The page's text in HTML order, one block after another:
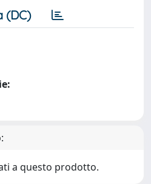
(DC)
a questo prodotto.